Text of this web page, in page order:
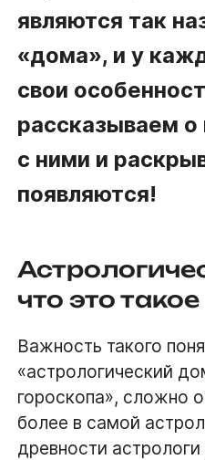
являются так
«дома», и у
свои
рассказываем
с ними и
появляются!
что это такое
Важность такого
«астрологический
гороскопа», сложно
более в самой
древности